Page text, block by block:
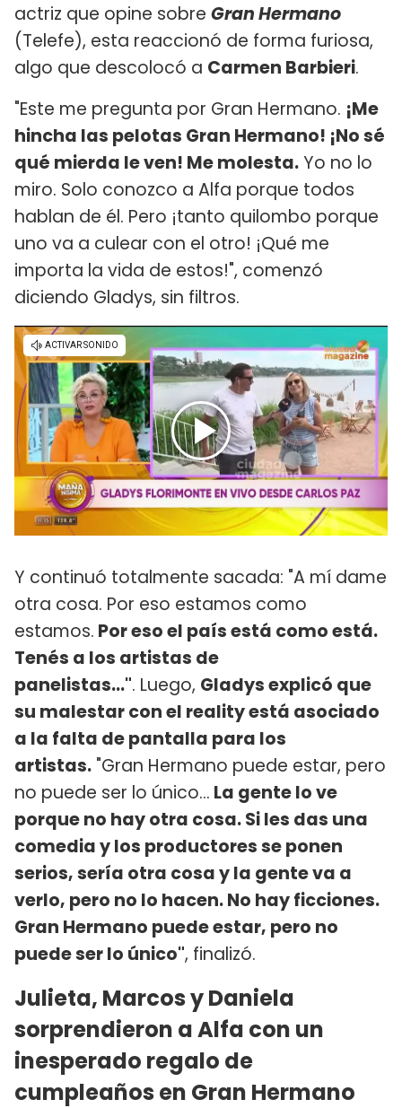
actriz que opine sobre Gran Hermano
(Telefe), esta reaccionó de forma furiosa,
algo que descolocó a Carmen Barbieri.
"Este me pregunta por Gran Hermano. ¡Me
hincha las pelotas Gran Hermano! ¡No sé
qué mierda le ven! Me molesta.Yo no lo
miro. Solo conozco a Alfa porque todos
hablan de él. Pero ¡tanto quilombo porque
uno va a culear con el otro! ¡Qué me
importa la vida de estos!", comenzó
diciendo Gladys, sin filtros.
Y continuó totalmente sacada: "A mí dame
otra cosa. Por eso estamos como
estamos. Por eso el país está como está.
Tenés a los artistas de
panelistas...". Luego, Gladys explicó que
su malestar con el reality está asociado
a la falta de pantalla para los
artistas. "Gran Hermano puede estar, pero
no puede ser lo único... La gente lo ve
porque no hay otra cosa. Si les das una
comedia y los productores se ponen
serios, sería otra cosa y la gente va a
verlo, pero no lo hacen. No hay ficciones.
Gran Hermano puede estar, pero no
puede ser lo único", finalizó.
Julieta, Marcos y Daniela
sorprendieron a Alfa con un
inesperado regalo de
cumpleaños en Gran Hermano